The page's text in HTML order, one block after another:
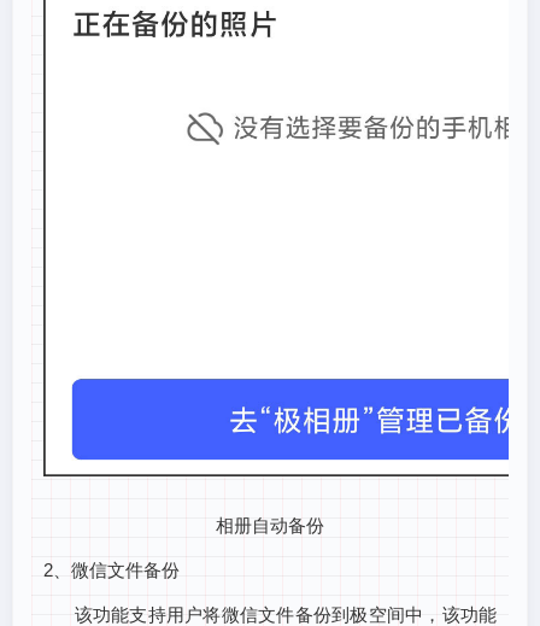
相册自动备份
2、微信文件备份
该功能支持用户将微信文件备份到极空间中，该功能